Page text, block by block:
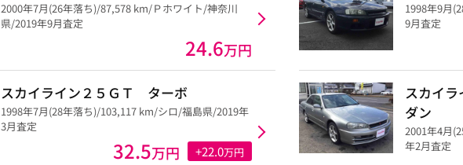
2000年7月(26年落ち)/87,578 km/Ｐホワイト/神奈川
県/2019年9月査定
24.6万円
1998年9月
9月査定
スカイライン２５ＧＴ ターボ
1998年7月(28年落ち)/103,117 km/シロ/福島県/2019年
3月査定
32.5万円 +22.0万円
スカイ
ダン
2001年4月
年2月査定